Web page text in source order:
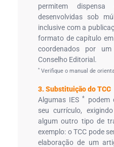
permitem
desenvolvidas sob
inclusive com a
formato de capítulo
coordenados por
Conselho Editorial.
*Verifique o manual de
3. Substituição do TCC
Algumas IES*
podem
seu currículo,
algum outro tipo de
exemplo: o TCC pode
elaboração de um